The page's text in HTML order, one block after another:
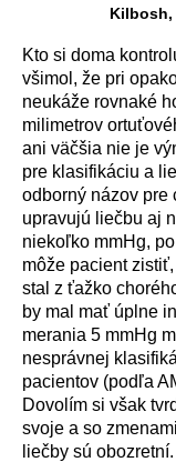
Kilbosh,
Kto si doma
všimol, že pri
neukáže rovnaké
milimetrov ortuťové
ani väčšia nie je vý
pre klasifikáciu a
odborný názov pre
upravujú liečbu aj
niekoľko mmHg,
môže pacient
stal z ťažko choré
by mal mať úplne in
merania 5 mmHg m
nesprávnej klasifiká
pacientov (podľa
Dovol ím si však
svoje a so
liečby sú obozretní.